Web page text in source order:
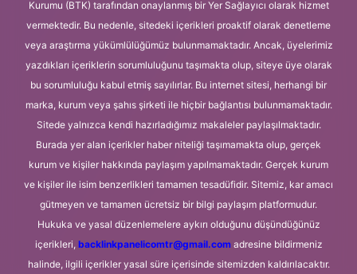
Kurumu (BTK) tarafından onaylanmış bir Yer Sağlayıcı olarak hizmet
vermektedir. Bu nedenle, sitedeki içerikleri proaktif olarak denetleme
veya araştırma yükümlülüğümüz bulunmamaktadır. Ancak, üyelerimiz
yazdıkları içeriklerin sorumluluğunu taşımakta olup, siteye üye olarak
bu sorumluluğu kabul etmiş sayılırlar. Bu internet sitesi, herhangi bir
marka, kurum veya şahıs şirketi ile hiçbir bağlantısı bulunmamaktadır.
Sitede yalnızca kendi hazırladığımız makaleler paylaşılmaktadır.
Burada yer alan içerikler haber niteliği taşımamakta olup, gerçek
kurum ve kişiler hakkında paylaşım yapılmamaktadır. Gerçek kurum
ve kişiler ile isim benzerlikleri tamamen tesadüfidir. Sitemiz, kar amacı
gütmeyen ve tamamen ücretsiz bir bilgi paylaşım platformudur.
Hukuka ve yasal düzenlemelere aykırı olduğunu düşündüğünüz
içerikleri, backlinkpanelicomtr@gmail.comadresine bildirmeniz
halinde, ilgili içerikler yasal süre içerisinde sitemizden kaldırılacaktır.